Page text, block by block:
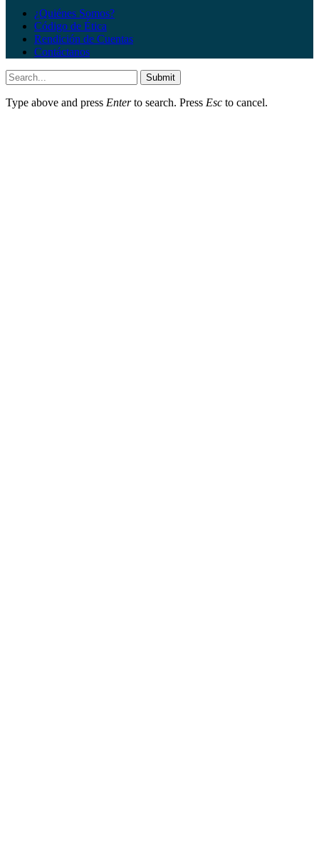
¿Quiénes Somos?
Código de Ética
Rendición de Cuentas
Contáctanos
Submit
Type above and press Enterto search. Press Esc to cancel.